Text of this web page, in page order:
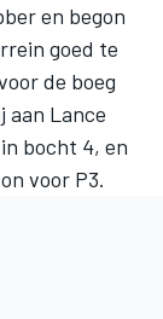
en begon
goed te
de boeg
aan Lance
bocht 4, en
voor P3.